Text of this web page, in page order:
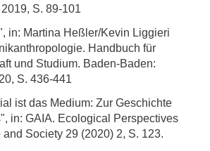
S. 89-101
in: Martina Heßler/Kevin Liggieri
Handbuch für
und Studium. Baden-Baden:
S. 436-441
ist das Medium: Zur Geschichte
in: GAIA. Ecological Perspectives
Society 29 (2020) 2, S. 123.